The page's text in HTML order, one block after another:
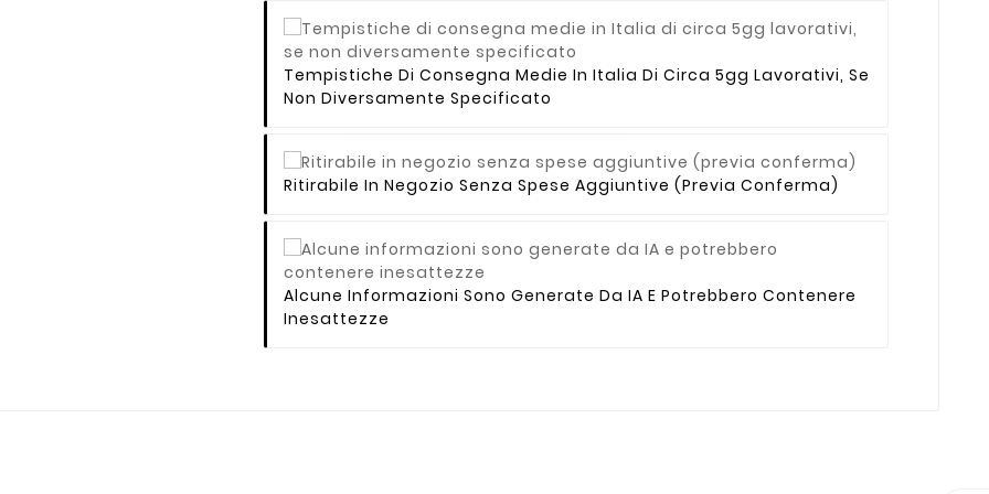
Tempistiche Di Consegna Medie In Italia Di Circa 5gg Lavorativi, Se
Non Diversamente Specificato
Ritirabile In Negozio Senza Spese Aggiuntive (previa Conferma)
Alcune Informazioni Sono Generate Da IA E Potrebbero Contenere
Inesattezze